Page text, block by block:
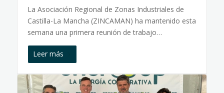
La Asociación Regional de Zonas Industriales de
Castilla-La Mancha (ZINCAMAN) ha mantenido esta
semana una primera reunión de trabajo…
Leer más